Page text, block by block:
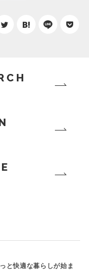
と快適な暮らしが始ま